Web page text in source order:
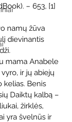
– 653, [1]
namų žūva
dievinantis
mama Anabele
ir jų abiejų
kelias. Benis
Daiktų kalbą –
žirklės,
yra švelnūs ir